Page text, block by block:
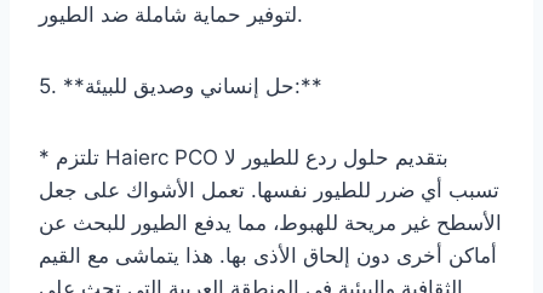
لتوفير حماية شاملة ضد الطيور.
5. **حل إنساني وصديق للبيئة:**
* تلتزم Haierc PCO بتقديم حلول ردع للطيور لا
تسبب أي ضرر للطيور نفسها. تعمل الأشواك على جعل
الأسطح غير مريحة للهبوط، مما يدفع الطيور للبحث عن
أماكن أخرى دون إلحاق الأذى بها. هذا يتماشى مع القيم
الثقافية والبيئية في المنطقة العربية التي تحث على